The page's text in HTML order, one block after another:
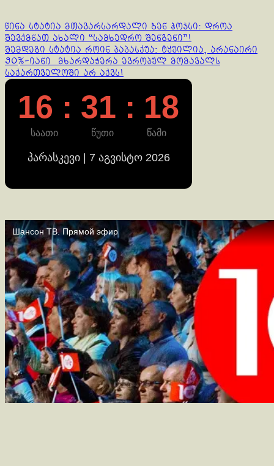
Continue
Reading
წინა სტატია მთავარსარდალი ბენ ჰოჯსი: დროა
შევქმნათ ახალი “სამხედრო შენგენი”!
შემდეგი სტატია როინ პაპასქუა: ტყუილია, არანაირი
90%-იანი მხარდაჭერა ევროპულ მომავალს
საქართველოში არ აქვს!
16 : 31 : 18
საათი წუთი წამი
პარასკევი | 7 აგვისტო 2026